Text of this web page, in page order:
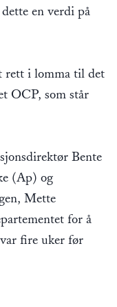
en verdi på
rett i lomma til det
OCP, som står
Bente
(Ap) og
Mette
for å
fire uker før